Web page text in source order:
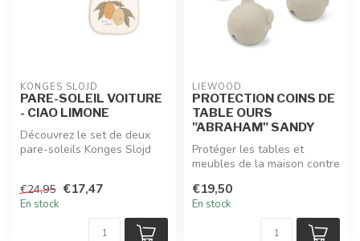
KONGES SLOJD
PARE-SOLEIL VOITURE
- CIAO LIMONE
Découvrez le set de deux
pare-soleils Konges Slojd
€24,95 €17,47
En stock
LIEWOOD
PROTECTION COINS DE
TABLE OURS
"ABRAHAM" SANDY
Protéger les tables et
meubles de la maison contre
Mai...
€19,50
En stock